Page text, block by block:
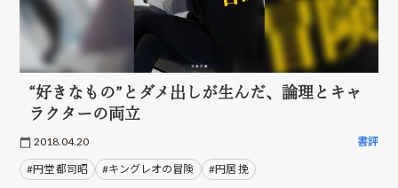
“好きなもの”とダメ出しが生んだ、論理とキャ
ラクターの両立
2018.04.20 書評
#円堂 都司昭 #キングレオの冒険 #円居 挽